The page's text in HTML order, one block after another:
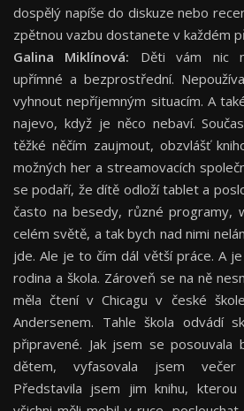
dospělý napíše do diskuze nebo
zpětnou vazbu dostanete v každém
Galina Miklínová: Děti vám nic
upřímné a bezprostřední.
vyhnout nepříjemným situacím. A
najevo, když je něco nebaví.
těžké něčím zaujmout, obzvlášť
možných her a streamovacích
se podaří, že dítě odloží tablet a
často na besedy, různé programy,
celém světě, a tak bych nad nimi
jde. Ale je to čím dál větší práce. A
rodina a škola. Zároveň se na ně
měla čtení v Chicagu v české
Andersenem. Tahle škola odvádí
připravené. Jak jsem se posouvala
dětem, vyfasovala jsem večer
Představila jsem jim knihu,